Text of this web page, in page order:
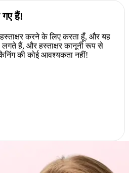
गए हैं!
करने के लिए करता हूँ, और यह
हैं, और हस्ताक्षर कानूनी रूप से
की कोई आवश्यकता नहीं!